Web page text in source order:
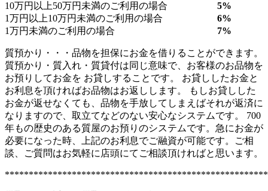
10万円以上50万円未満のご利用の場合
5%
1万円以上10万円未満のご利用の場合
6%
1万円未満のご利用の場合
7%
質預かり・・・品物を担保にお金を借りることができます。
質預かり・質入れ・質貸付は同じ意味で、お客様のお品物を
お預りしてお金を お貸しすることです。 お貸ししたお金と
お利息を頂ければお品物はお返しします。 もしお貸しした
お金が返せなくても、品物を手放してしまえばそれが返済に
なりますので、取立てなどのない安心なシステムです。 700
年もの歴史のある質屋のお預りのシステムです。急にお金が
必要になった時、上記のお利息でご融資が可能です。ご相
談、ご質問はお気軽に店頭にてご相談頂ければと思います。